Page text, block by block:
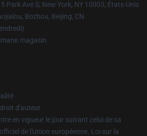
Park Ave S, New York, NY 10003, États-Unis
Bozhou, Beijing, CN
d'auteur
en vigueur le jour suivant celui de sa
de l'Union européenne. Loi sur la